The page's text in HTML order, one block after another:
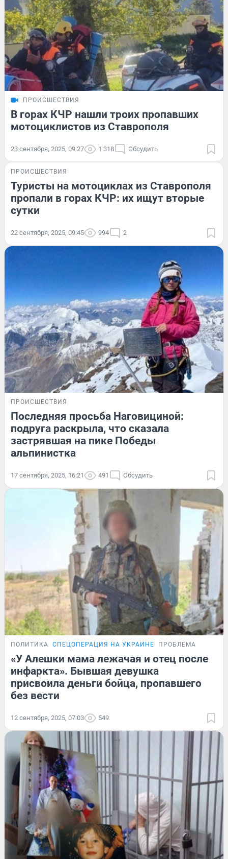
ПРОИСШЕСТВИЯ
В горах КЧР нашли троих пропавших
мотоциклистов из Ставрополя
23 сентября, 2025, 09:27 1 318 Обсудить
ПРОИСШЕСТВИЯ
Туристы на мотоциклах из Ставрополя
пропали в горах КЧР: их ищут вторые
сутки
22 сентября, 2025, 09:45 994 2
ПРОИСШЕСТВИЯ
Последняя просьба Наговициной:
подруга раскрыла, что сказала
застрявшая на пике Победы
альпинистка
17 сентября, 2025, 16:21 491 Обсудить
ПОЛИТИКА СПЕЦОПЕРАЦИЯ НА УКРАИНЕ ПРОБЛЕМА
«У Алешки мама лежачая и отец после
инфаркта». Бывшая девушка
присвоила деньги бойца, пропавшего
без вести
12 сентября, 2025, 07:03 549